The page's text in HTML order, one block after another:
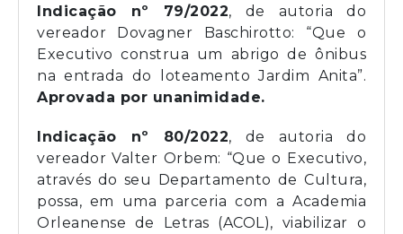
Indicação nº 79/2022, de autoria do
vereador Dovagner Baschirotto: “Que o
Executivo construa um abrigo de ônibus
na entrada do loteamento Jardim Anita”.
Aprovada por unanimidade.
Indicação nº 80/2022, de autoria do
vereador Valter Orbem: “Que o Executivo,
através do seu Departamento de Cultura,
possa, em uma parceria com a Academia
Orleanense de Letras (ACOL), viabilizar o